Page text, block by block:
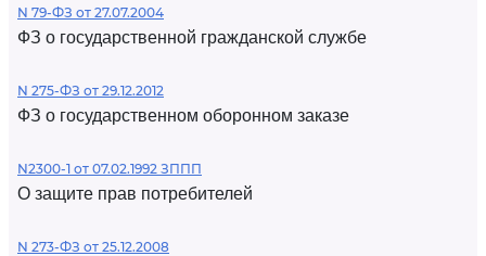
N 79-ФЗ от 27.07.2004
ФЗ о государственной гражданской службе
N 275-ФЗ от 29.12.2012
ФЗ о государственном оборонном заказе
N2300-1 от 07.02.1992 ЗППП
О защите прав потребителей
N 273-ФЗ от 25.12.2008